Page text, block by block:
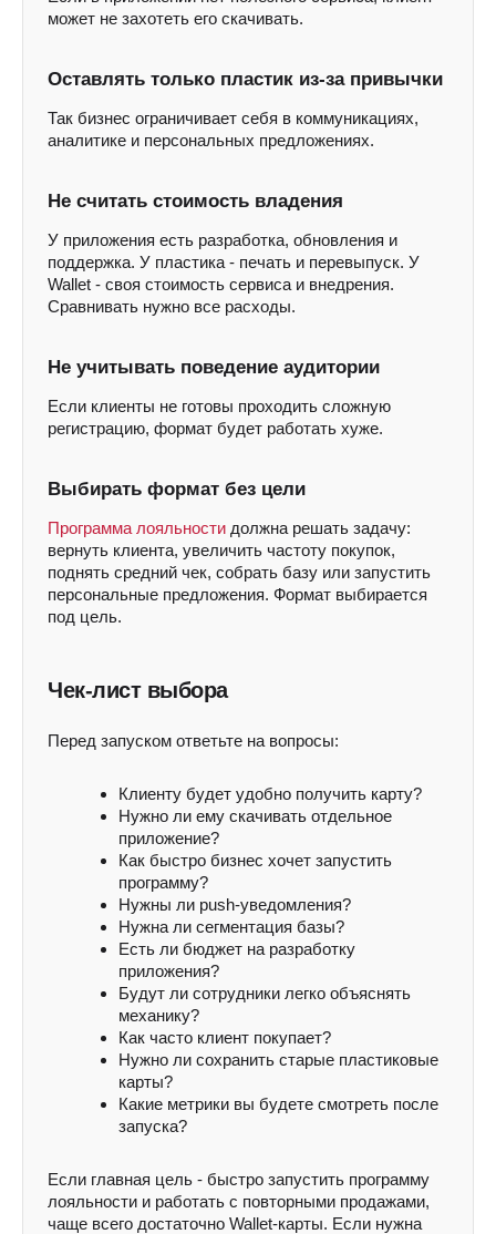
может не захотеть его скачивать.
Оставлять только пластик из-за привычки
Так бизнес ограничивает себя в коммуникациях,
аналитике и персональных предложениях.
Не считать стоимость владения
У приложения есть разработка, обновления и
поддержка. У пластика - печать и перевыпуск. У
Wallet - своя стоимость сервиса и внедрения.
Сравнивать нужно все расходы.
Не учитывать поведение аудитории
Если клиенты не готовы проходить сложную
регистрацию, формат будет работать хуже.
Выбирать формат без цели
Программа лояльности должна решать задачу:
вернуть клиента, увеличить частоту покупок,
поднять средний чек, собрать базу или запустить
персональные предложения. Формат выбирается
под цель.
Чек-лист выбора
Перед запуском ответьте на вопросы:
Клиенту будет удобно получить карту?
Нужно ли ему скачивать отдельное
приложение?
Как быстро бизнес хочет запустить
программу?
Нужны ли push-уведомления?
Нужна ли сегментация базы?
Есть ли бюджет на разработку
приложения?
Будут ли сотрудники легко объяснять
механику?
Как часто клиент покупает?
Нужно ли сохранить старые пластиковые
карты?
Какие метрики вы будете смотреть после
запуска?
Если главная цель - быстро запустить программу
лояльности и работать с повторными продажами,
чаще всего достаточно Wallet-карты. Если нужна